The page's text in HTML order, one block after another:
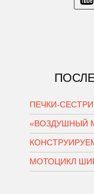
ПЕЧКИ-
«ВОЗДУШНЫЙ
МОТОЦИКЛ